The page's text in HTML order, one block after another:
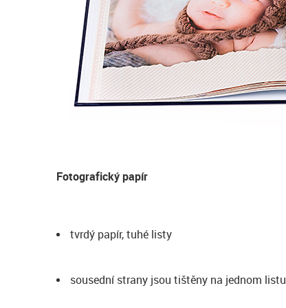
Fotografický papír
tvrdý papír, tuhé listy
sousední strany jsou tištěny na jednom listu